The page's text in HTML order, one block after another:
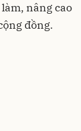
nâng cao
đồng.